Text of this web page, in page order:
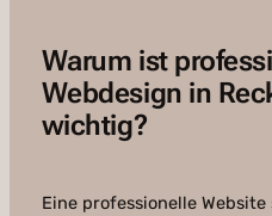
Warum ist
Webdesign in
wichtig?
Eine professionelle